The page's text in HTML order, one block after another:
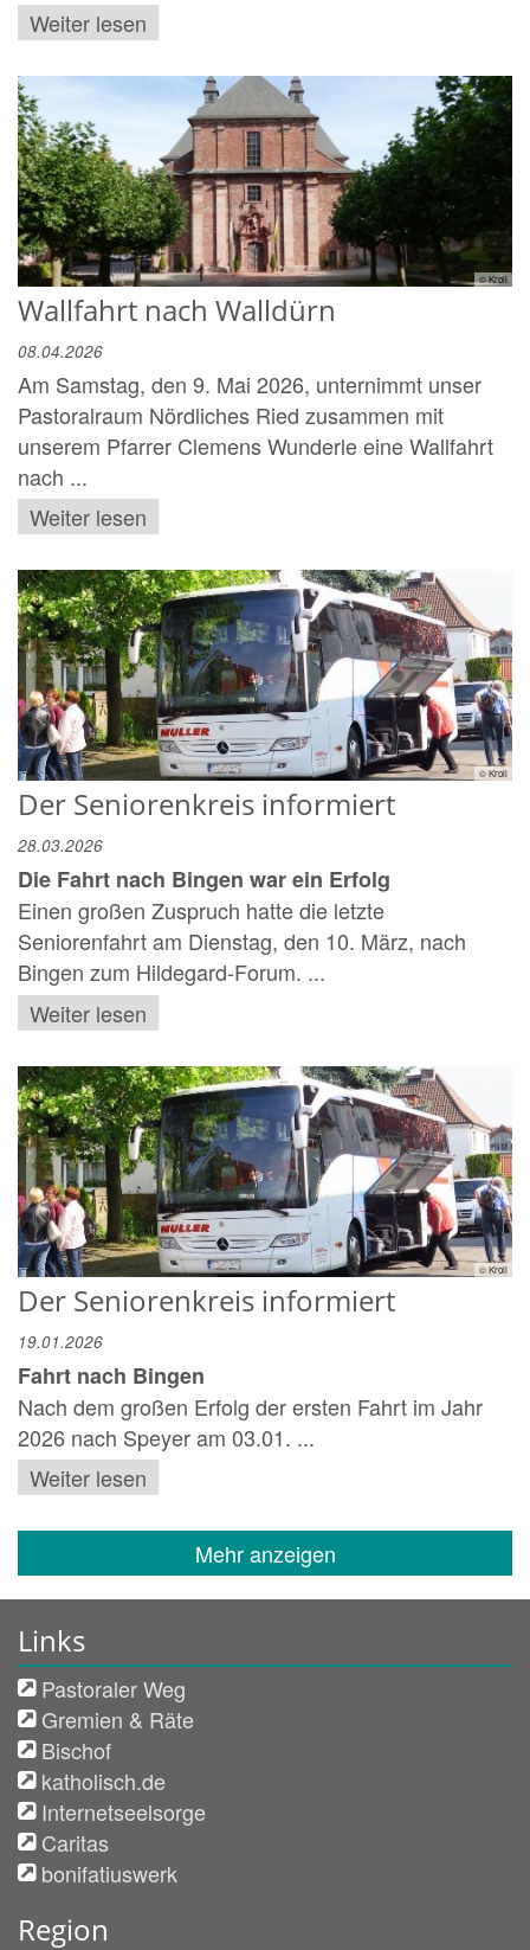
Weiter lesen
© Kroll
Wallfahrt nach Walldürn
08.04.2026
Am Samstag, den 9. Mai 2026, unternimmt unser
Pastoralraum Nördliches Ried zusammen mit
unserem Pfarrer Clemens Wunderle eine Wallfahrt
nach ...
Weiter lesen
© Kroll
Der Seniorenkreis informiert
28.03.2026
Die Fahrt nach Bingen war ein Erfolg
Einen großen Zuspruch hatte die letzte
Seniorenfahrt am Dienstag, den 10. März, nach
Bingen zum Hildegard-Forum. ...
Weiter lesen
© Kroll
Der Seniorenkreis informiert
19.01.2026
Fahrt nach Bingen
Nach dem großen Erfolg der ersten Fahrt im Jahr
2026 nach Speyer am 03.01. ...
Weiter lesen
Mehr anzeigen
Links
Pastoraler Weg
Gremien & Räte
Bischof
katholisch.de
Internetseelsorge
Caritas
bonifatiuswerk
Region